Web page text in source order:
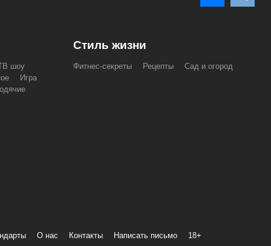
шоу
Игра
Стиль жизни
Фитнес-секреты Рецепты Сад и огород
О нас Контакты Написать письмо 18+